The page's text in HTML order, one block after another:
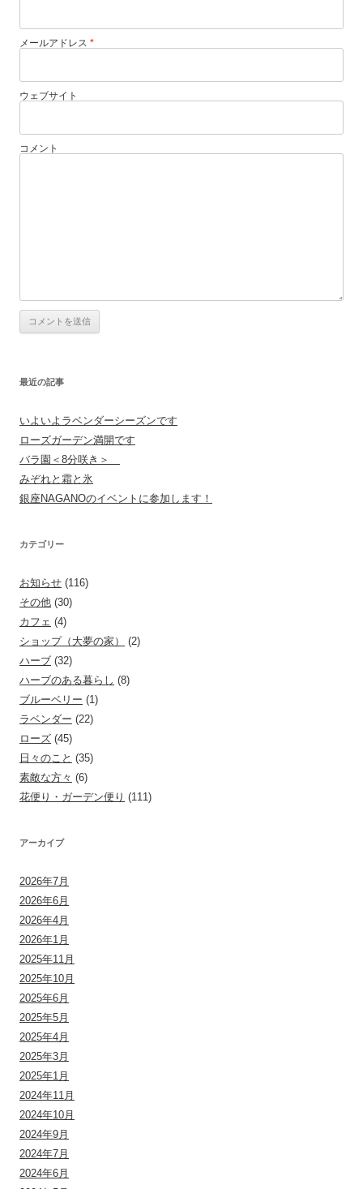
メールアドレス *
ウェブサイト
コメント
最近の記事
いよいよラベンダーシーズンです
ローズガーデン満開です
バラ園＜8分咲き＞
みぞれと霜と氷
銀座NAGANOのイベントに参加します！
カテゴリー
お知らせ (116)
その他 (30)
カフェ (4)
ショップ（大夢の家）
(2)
ハーブ (32)
ハーブのある暮らし (8)
ブルーベリー (1)
ラベンダー (22)
ローズ (45)
日々のこと (35)
素敵な方々 (6)
花便り・ガーデン便り (111)
アーカイブ
2026年7月
2026年6月
2026年4月
2026年1月
2025年11月
2025年10月
2025年6月
2025年5月
2025年4月
2025年3月
2025年1月
2024年11月
2024年10月
2024年9月
2024年7月
2024年6月